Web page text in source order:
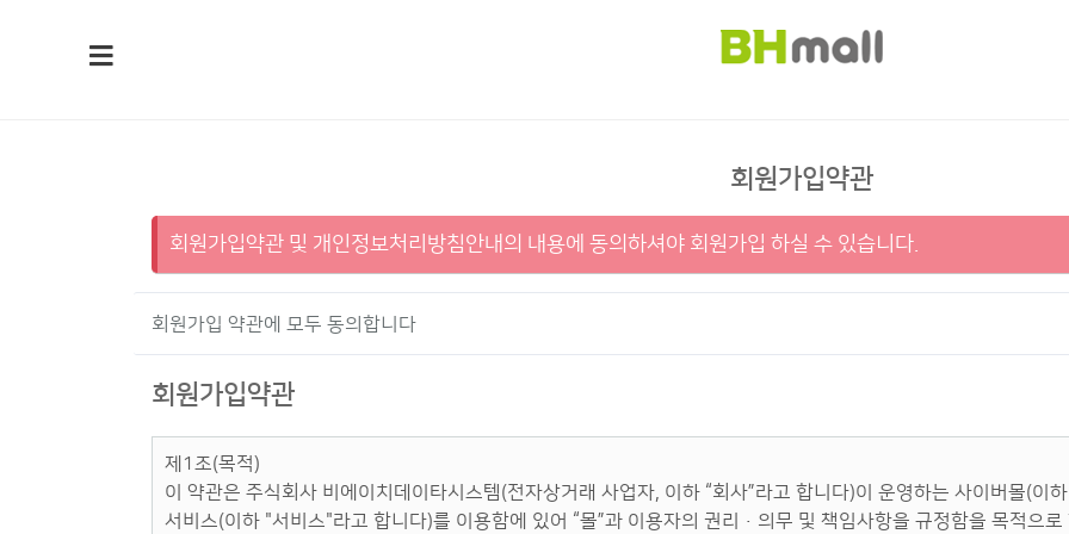
회원가입약관
회원가입약관 및 개인정보처리방침안내의 내용에 동의하셔야 회원가입 하실 수 있습니다.
회원가입 약관에 모두 동의합니다
회원가입약관